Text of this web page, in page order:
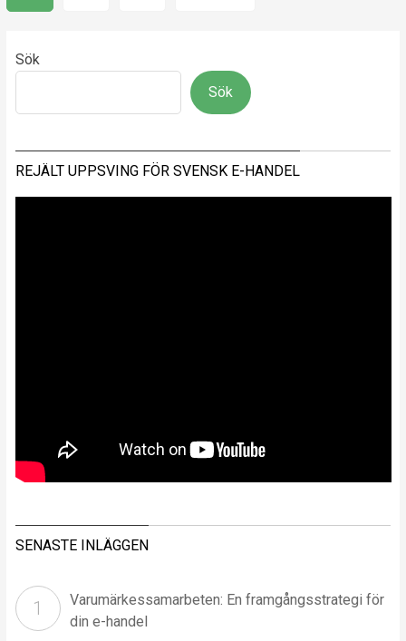
för
inlägg
Sök
Sök
REJÄLT UPPSVING FÖR SVENSK E-HANDEL
SENASTE INLÄGGEN
Varumärkessamarbeten: En framgångsstrategi för
din e-handel